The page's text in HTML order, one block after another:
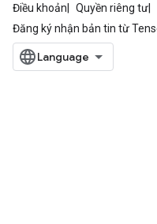
Điều khoản Quyền riêng tư
Đăng ký nhận bản tin từ